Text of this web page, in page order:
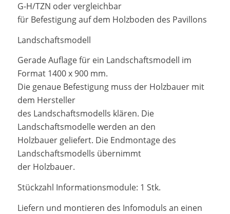
G-H/TZN oder vergleichbar
für Befestigung auf dem Holzboden des Pavillons
Landschaftsmodell
Gerade Auflage für ein Landschaftsmodell im
Format 1400 x 900 mm.
Die genaue Befestigung muss der Holzbauer mit
dem Hersteller
des Landschaftsmodells klären. Die
Landschaftsmodelle werden an den
Holzbauer geliefert. Die Endmontage des
Landschaftsmodells übernimmt
der Holzbauer.
Stückzahl Informationsmodule: 1 Stk.
Liefern und montieren des Infomoduls an einen